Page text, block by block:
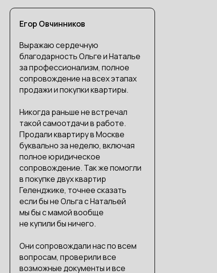
Выражаю сердечную
благодарность Ольге и Наталье
за профессионализм, полное
сопровождение на всех этапах
продажи и покупки квартиры.
Никогда раньше не встречал
такой самоотдачи в работе.
Продали квартиру в Москве
буквально за неделю, включая
полное юридическое
сопровождение. Так же помогли
в покупке двух квартир
Геленджике, точнее сказать
если бы не Ольга с Натальей
мы бы с мамой вообще
не купили бы ничего.
Они сопровождали нас по всем
вопросам, проверили все
возможные документы и все
Егор Овчинников